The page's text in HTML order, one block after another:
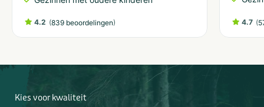
4.2 (839 beoordelingen) 4.7 (
Kies voor kwaliteit